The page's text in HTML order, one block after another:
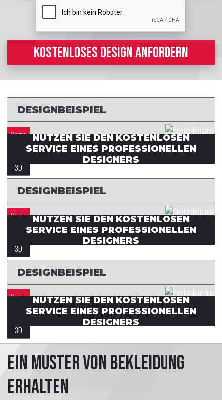
KOSTENLOSES DESIGN ANFORDERN
DESIGNBEISPIEL
Vorne
Rücken
3D
NUTZEN SIE DEN KOSTENLOSEN
SERVICE EINES PROFESSIONELLEN
DESIGNERS
DESIGNBEISPIEL
Vorne
Rücken
3D
NUTZEN SIE DEN KOSTENLOSEN
SERVICE EINES PROFESSIONELLEN
DESIGNERS
DESIGNBEISPIEL
Vorne
Rücken
3D
NUTZEN SIE DEN KOSTENLOSEN
SERVICE EINES PROFESSIONELLEN
DESIGNERS
Ein Muster von Bekleidung
erhalten